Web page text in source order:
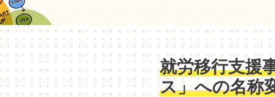
就労移行支援
ス」への名称